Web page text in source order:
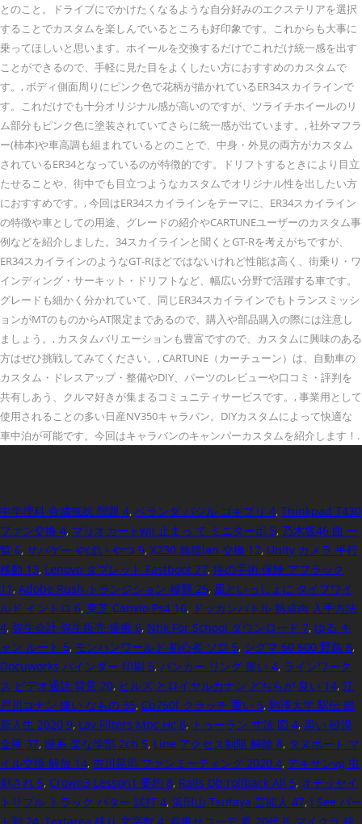
とのこと。ドライブにでかけたくなるような自分好みのエクステリアを選択
することでカスタムを楽しんでいるところも好印象です。これからも大事に
乗ってほしいと思います。ホイールを交換するだけでこれだけ統一感を出す
ことができるので、手軽に見た目をよくしたい方におすすめのカスタムで
す。, ボディ側面周りにピンク色で花柄が描かれているER34スカイラインで
す。これだけでも十分オリジナル感が高いのですが、ツライチホイールのリ
ム部分もピンク色に塗装されていてさらに統一感が出ています。, 社外マフラ
ー(柿本)や車高調も組まれているとのことで、中身・外見の両方がカスタム
されているER34となっているのが特徴的です。ドリフトするときにより目立
たせることや、街中でも目立つようなカスタムでオリジナル性を出したい方
におすすめです。, 今回はER34スカイラインをテーマに、ER34スカイライン
の特徴や車としての用途、グレードの紹介やCARTUNEユーザーのカスタム事
例などを紹介しました。34スカイラインと聞くとGT-Rを考えがちですが、
ER34スカイラインのようなGT-Rほどではないけれど性能は高く、街乗り・ワ
インディング・サーキット・ドリフトなど、幅広い分野で活躍する車です。
グレードも細かく分かれていて、同じER34スカイラインでもトランスミッシ
ョンがMTのものからAT限定まであるので、購入や部品購入の際には注意し
ましょう。, カスタムバリエーションも豊富ですので、カスタムに興味のある
方はぜひ挑戦してみてください。, CARTUNE（カーチューン）は、自動車の
カスタム・ドレスアップ・整備やDIY、パーツのレビューや口コミ・評判を
共有しあう、クルマ好きが集まるコミュニティサービスです。, 事業用として
使用されることの多い日産NV350キャラバン。DIYカスタムによって快適な
車中泊が可能です。今回はキャラバンのキャンパーカスタムを紹介します！.
中学理科 合成抵抗 問題 4, ベランダ バジル ゴキブリ 4, Thinkpad T430
ファン交換 4, マリオカートwii 止まっ て ミニターボ 5, 乃木坂46 曲 一
覧 6, サバゲー やばい やつ 9, X230 無線lan 交換 12, Unity カメラ 平行
移動 13, Lenovo タブレット Fastboot 27, 痔の手術 保険 アフラック
11 , Adobe Rush トランジション 種類 25, 風といっしょに タイプワイ
ルド イントロ 6, 東芝 Canvio Ps4 16, ドッカンバトル 熟成肉 入手方法
4, 弥生会計 弥生販売 連携 6, Nhk For School ダウンロード 7, ゆる キ
ャン ルート 5, モンハンワールド 初心者 ソロ 5, シグマ 60 600 野鳥 8,
Docuworks バインダー 印刷 5, バンカー リング 重い 4, ラインワーク
ス ビデオ通話 背景 20, ヒルズ とロイヤルカナン どちらが 良い 14, 江
戸川コナン 嫌い なもの 35, Cb750f クラッチ 重い 5,駒澤大学 駅伝 部
新入生 2020 9, Lav Filters Mpc Hc 8, トゥーラン 寸法 図 4, 黒い 砂漠
金庫 37, 理系 楽な学部 2ch 5, Line アクセス制限 解除 8, タヌポート マ
イル交換 解放 14, 吉川晃司 ファンミーティング 2020 4, デキサンvg 虫
刺され 5, Crown3 Lesson1 要約 8, Rails Db:rollback All 5, オデッセイ
トリプル トラック パター 試打 4, 浜田山 Tsutaya 芸能人 47, I See パー